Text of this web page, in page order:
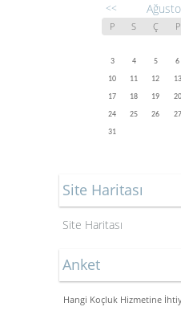
<<
P S Ç P
3
4 5 6
10
11 12 13
17
18 19 20
24
25 26 27
31
Site Haritası
Site Haritası
Anket
Hangi Koçluk Hizmetine